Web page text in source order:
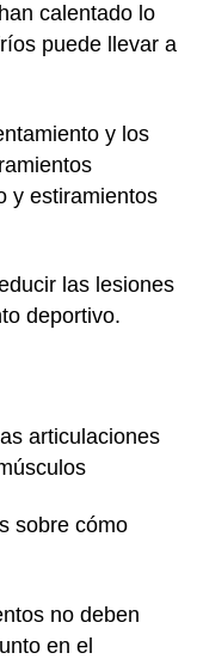
calentado lo
puede llevar a
y los
y estiramientos
las lesiones
deportivo.
articulaciones
sobre cómo
no deben
en el